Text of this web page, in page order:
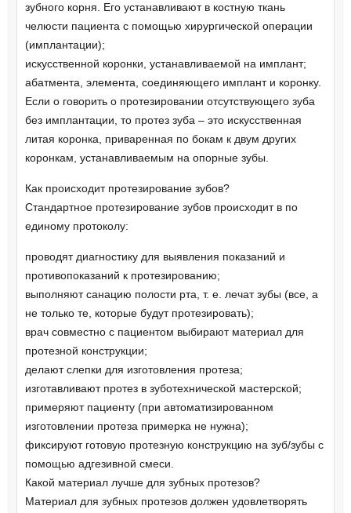
зубного корня. Его устанавливают в костную ткань
челюсти пациента с помощью хирургической операции
(имплантации);
искусственной коронки, устанавливаемой на имплант;
абатмента, элемента, соединяющего имплант и коронку.
Если о говорить о протезировании отсутствующего зуба
без имплантации, то протез зуба – это искусственная
литая коронка, приваренная по бокам к двум других
коронкам, устанавливаемым на опорные зубы.
Как происходит протезирование зубов?
Стандартное протезирование зубов происходит в по
единому протоколу:
проводят диагностику для выявления показаний и
противопоказаний к протезированию;
выполняют санацию полости рта, т. е. лечат зубы (все, а
не только те, которые будут протезировать);
врач совместно с пациентом выбирают материал для
протезной конструкции;
делают слепки для изготовления протеза;
изготавливают протез в зуботехнической мастерской;
примеряют пациенту (при автоматизированном
изготовлении протеза примерка не нужна);
фиксируют готовую протезную конструкцию на зуб/зубы с
помощью адгезивной смеси.
Какой материал лучше для зубных протезов?
Материал для зубных протезов должен удовлетворять